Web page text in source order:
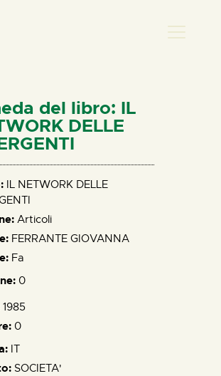
SALERNO
del libro: IL
DELLE
IL NETWORK DELLE
Articoli
FERRANTE GIOVANNA
Fa
0
1985
0
IT
SOCIETA'